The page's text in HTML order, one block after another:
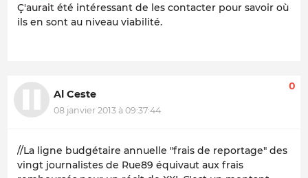
Ç'aurait été intéressant de les contacter pour savoir où
ils en sont au niveau viabilité.
Al Ceste
08 janvier 2013 à 09:37:44
0
//La ligne budgétaire annuelle "frais de reportage" des
vingt journalistes de Rue89 équivaut aux frais